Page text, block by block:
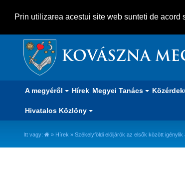
Prin utilizarea acestui site web sunteti de acord
KOVÁSZNA
A megyéről Hírek Megyei Tanács
Hivatalos Közlöny
Itt vagy: » Hírek » Székelyföldi elöljárók az elsők között